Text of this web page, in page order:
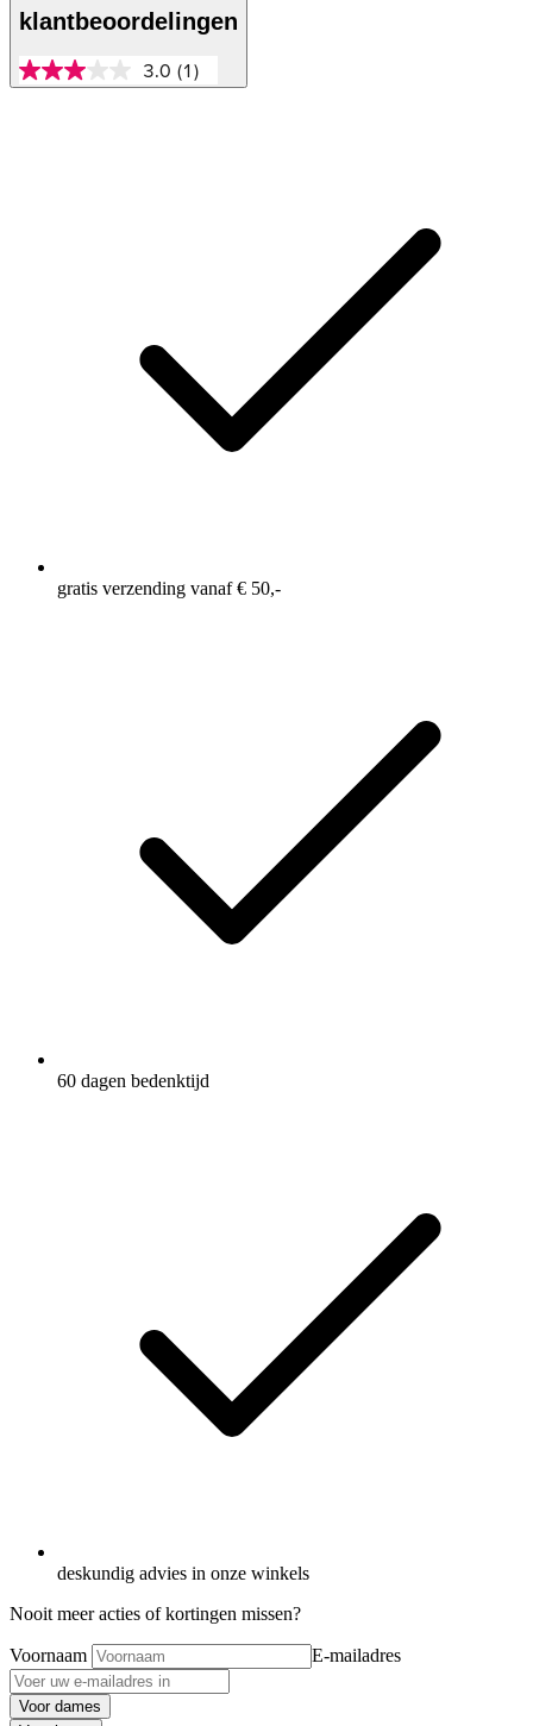
het donker is
klantbeoordelingen
3.0
3.0 (1)
gratis verzending vanaf € 50,-
60 dagen bedenktijd
deskundig advies in onze winkels
Nooit meer acties of kortingen missen?
Voornaam E-mailadres
Voor dames